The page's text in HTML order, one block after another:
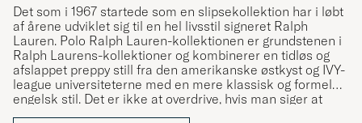
Det som i 1967 startede som en slipsekollektion har i løbt
af årene udviklet sig til en hel livsstil signeret Ralph
Lauren. Polo Ralph Lauren-kollektionen er grundstenen i
Ralph Laurens-kollektioner og kombinerer en tidløs og
afslappet preppy still fra den amerikanske østkyst og IVY-
league universiteterne med en mere klassisk og formel
engelsk stil. Det er ikke at overdrive, hvis man siger at
Ralph Lauren har været med til at definere den